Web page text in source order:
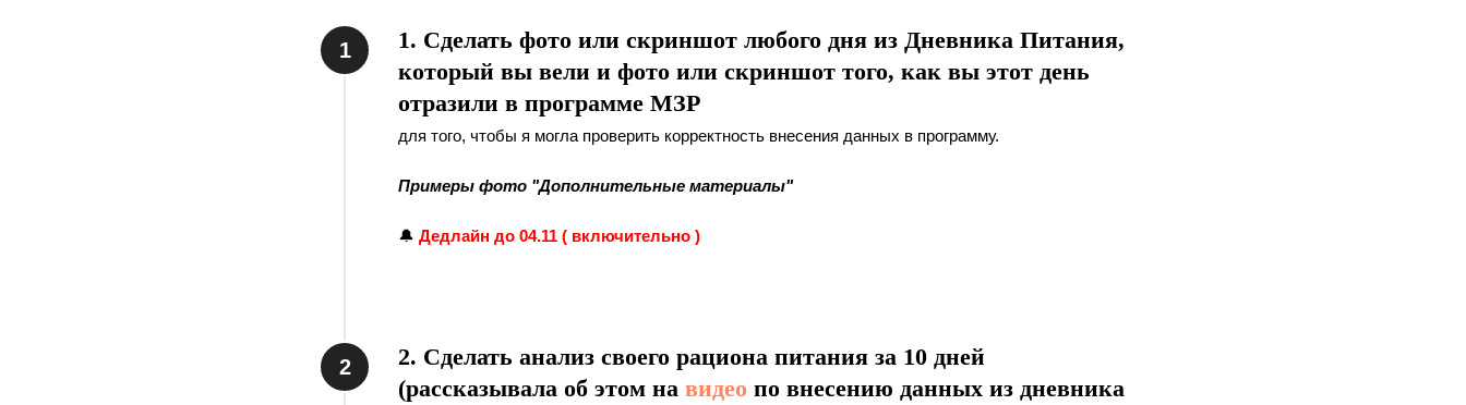
1. Сделать фото или скриншот любого дня из Дневника Питания,
который вы вели и фото или скриншот того, как вы этот день
отразили в программе МЗР
для того, чтобы я могла проверить корректность внесения данных в программу.
Примеры фото "Дополнительные материалы"
🔔 Дедлайн до 04.11 ( включительно )
2. Сделать анализ своего рациона питания за 10 дней
(рассказывала об этом на видео по внесению данных из дневника